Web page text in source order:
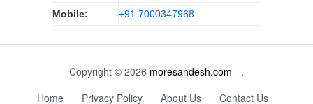
Mobile: +91 7000347968
Copyright © 2026 moresandesh.com - .
Home
Privacy Policy About Us Contact Us